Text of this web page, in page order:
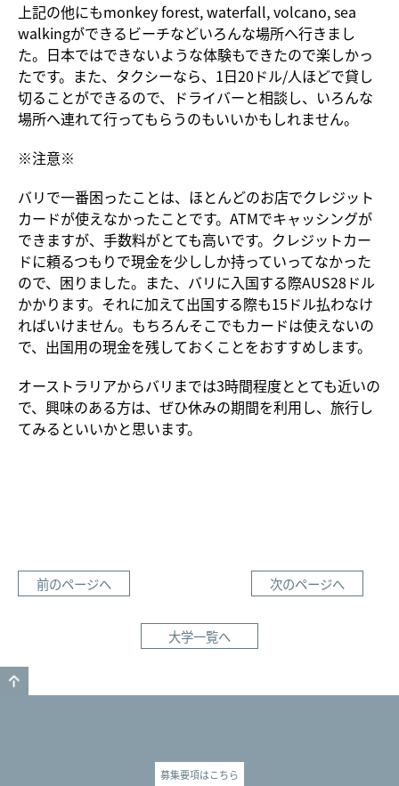
上記の他にもmonkey forest, waterfall, volcano, sea
walkingができるビーチなどいろんな場所へ行きまし
た。日本ではできないような体験もできたので楽しかっ
たです。また、タクシーなら、1日20ドル/人ほどで貸し
切ることができるので、ドライバーと相談し、いろんな
場所へ連れて行ってもらうのもいいかもしれません。
※注意※
バリで一番困ったことは、ほとんどのお店でクレジット
カードが使えなかったことです。ATMでキャッシングが
できますが、手数料がとても高いです。クレジットカー
ドに頼るつもりで現金を少ししか持っていってなかった
ので、困りました。また、バリに入国する際AUS28ドル
かかります。それに加えて出国する際も15ドル払わなけ
ればいけません。もちろんそこでもカードは使えないの
で、出国用の現金を残しておくことをおすすめします。
オーストラリアからバリまでは3時間程度ととても近いの
で、興味のある方は、ぜひ休みの期間を利用し、旅行し
てみるといいかと思います。
前のページへ 次のページへ
大学一覧へ
募集要項はこちら